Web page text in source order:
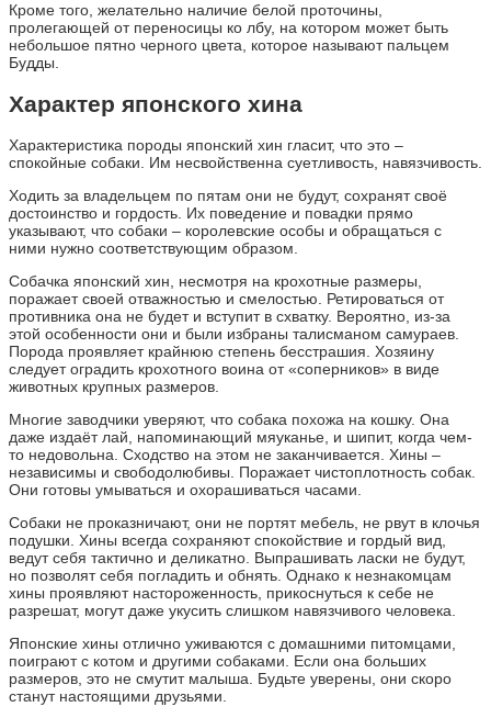
Кроме того, желательно наличие белой проточины,
пролегающей от переносицы ко лбу, на котором может быть
небольшое пятно черного цвета, которое называют пальцем
Будды.
Характер японского хина
Характеристика породы японский хин гласит, что это –
спокойные собаки. Им несвойственна суетливость, навязчивость.
Ходить за владельцем по пятам они не будут, сохранят своё
достоинство и гордость. Их поведение и повадки прямо
указывают, что собаки – королевские особы и обращаться с
ними нужно соответствующим образом.
Собачка японский хин, несмотря на крохотные размеры,
поражает своей отважностью и смелостью. Ретироваться от
противника она не будет и вступит в схватку. Вероятно, из-за
этой особенности они и были избраны талисманом самураев.
Порода проявляет крайнюю степень бесстрашия. Хозяину
следует оградить крохотного воина от «соперников» в виде
животных крупных размеров.
Многие заводчики уверяют, что собака похожа на кошку. Она
даже издаёт лай, напоминающий мяуканье, и шипит, когда чем-
то недовольна. Сходство на этом не заканчивается. Хины –
независимы и свободолюбивы. Поражает чистоплотность собак.
Они готовы умываться и охорашиваться часами.
Собаки не проказничают, они не портят мебель, не рвут в клочья
подушки. Хины всегда сохраняют спокойствие и гордый вид,
ведут себя тактично и деликатно. Выпрашивать ласки не будут,
но позволят себя погладить и обнять. Однако к незнакомцам
хины проявляют настороженность, прикоснуться к себе не
разрешат, могут даже укусить слишком навязчивого человека.
Японские хины отлично уживаются с домашними питомцами,
поиграют с котом и другими собаками. Если она больших
размеров, это не смутит малыша. Будьте уверены, они скоро
станут настоящими друзьями.